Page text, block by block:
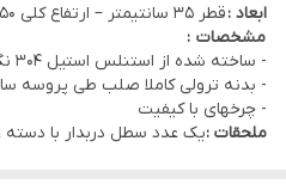
ابعاد :قطر 35 سانتیمتر – ارتفاع کلی 50 سانتیمتر
مشخصات :
- ساخته شده از استنلس استیل 304 نگیر (زنگ ناپذیر و قابل استریل)
- بدنه ترولی کاملا صلب طی پروسه
- چرخهای با کیفیت
ملحقات :یک عدد سطل دربدار با دسته